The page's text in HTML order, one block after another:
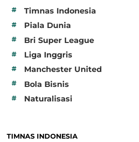
#
Timnas Indonesia
# Piala Dunia
# Bri Super League
# Liga Inggris
# Manchester United
# Bola Bisnis
# Naturalisasi
TIMNAS INDONESIA